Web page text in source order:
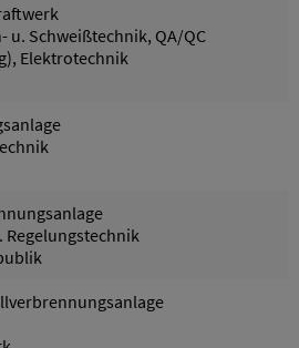
u. Schweißtechnik, QA/QC
Elektrotechnik
Regelungstechnik